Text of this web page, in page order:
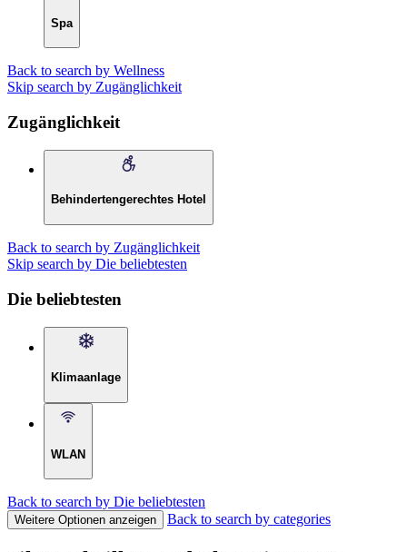
Spa
Back to search by Wellness
Skip search by Zugänglichkeit
Zugänglichkeit
Behindertengerechtes Hotel
Back to search by Zugänglichkeit
Skip search by Die beliebtesten
Die beliebtesten
Klimaanlage
WLAN
Back to search by Die beliebtesten
Weitere Optionen anzeigen Back to search by categories